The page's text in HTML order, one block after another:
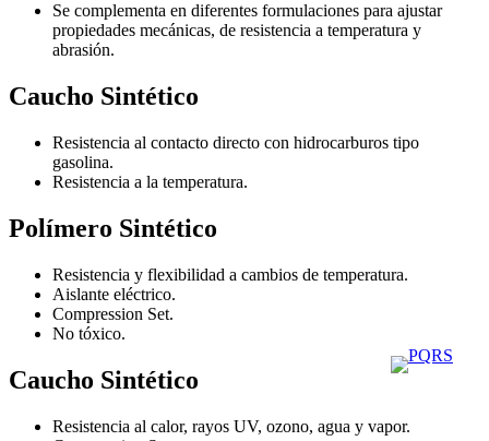
Se complementa en diferentes formulaciones para ajustar
propiedades mecánicas, de resistencia a temperatura y
abrasión.
Caucho Sintético
Resistencia al contacto directo con hidrocarburos tipo
gasolina.
Resistencia a la temperatura.
Polímero Sintético
Resistencia y flexibilidad a cambios de temperatura.
Aislante eléctrico.
Compression Set.
No tóxico.
Caucho Sintético
Resistencia al calor, rayos UV, ozono, agua y vapor.